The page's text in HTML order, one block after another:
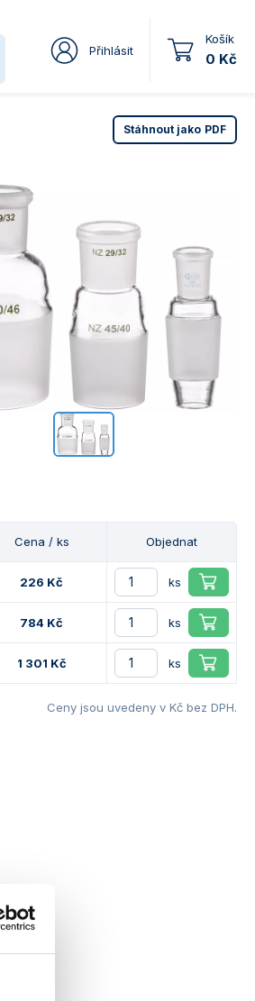
Přihlásit
Košík
0 Kč
Stáhnout jako PDF
Cena / ks Objednat
226 Kč ks
784 Kč ks
1 301 Kč ks
Ceny jsou uvedeny v Kč bez DPH.